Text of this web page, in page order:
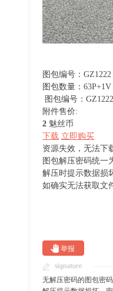
图包编号：
图包数量：
图包编号：GZ1222
附件售价:
2 魅丝币
下载 立即购买
资源失效，无法下
图包解压密码统一
解压时提示数据损
如确实无法获取文
举报
无解压密码的图包密码